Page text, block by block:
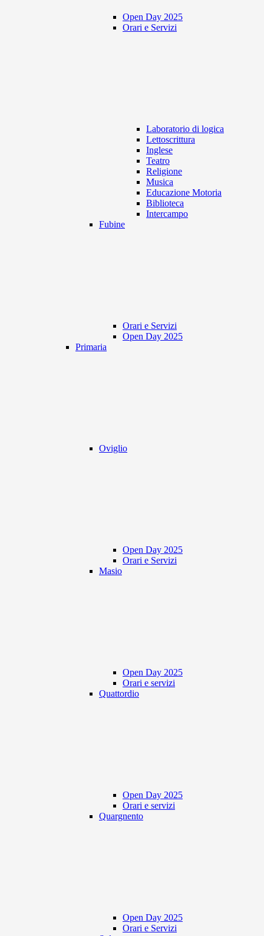
Open Day 2025
Orari e Servizi
Laboratorio di logica
Lettoscrittura
Inglese
Teatro
Religione
Musica
Educazione Motoria
Biblioteca
Intercampo
Fubine
Orari e Servizi
Open Day 2025
Primaria
Oviglio
Open Day 2025
Orari e Servizi
Masio
Open Day 2025
Orari e servizi
Quattordio
Open Day 2025
Orari e servizi
Quargnento
Open Day 2025
Orari e Servizi